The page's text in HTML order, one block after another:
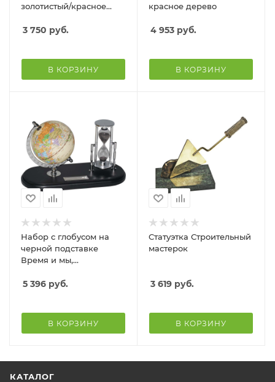
золотистый/красное
3 750 руб.
В КОРЗИНУ
красное дерево
4 953 руб.
В КОРЗИНУ
Набор с глобусом на
черной подставке
Время и мы,
5 396 руб.
В КОРЗИНУ
Статуэтка Строительный
мастерок
3 619 руб.
В КОРЗИНУ
КАТАЛОГ